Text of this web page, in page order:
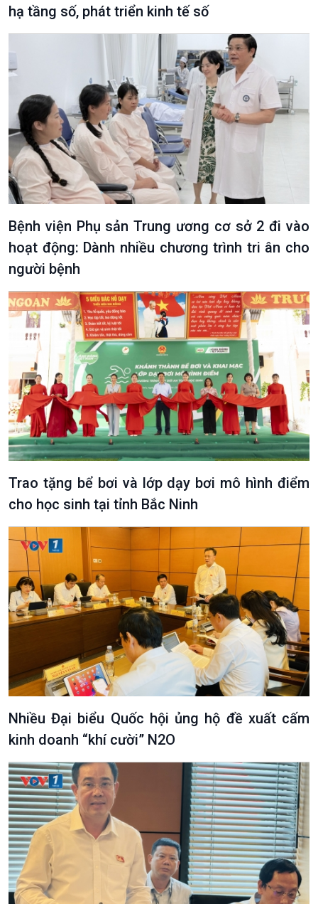
Podcast
Góc nhìn VOV1
Bình luận
10 phút Sự kiện - Luận bàn
Câu chuyện thời sự
Dòng chảy sự kiện
Đối thoại
Diễn đàn chủ nhật
Chuyện đêm
hạ tầng số, phát triển kinh tế số
Bệnh viện Phụ sản Trung ương cơ sở 2 đi vào
hoạt động: Dành nhiều chương trình tri ân cho
người bệnh
Trao tặng bể bơi và lớp dạy bơi mô hình điểm
cho học sinh tại tỉnh Bắc Ninh
Nhiều Đại biểu Quốc hội ủng hộ đề xuất cấm
kinh doanh “khí cười” N2O